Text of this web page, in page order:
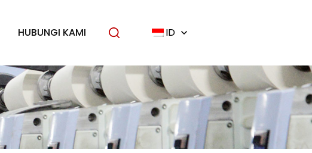
ID
HUBUNGI KAMI